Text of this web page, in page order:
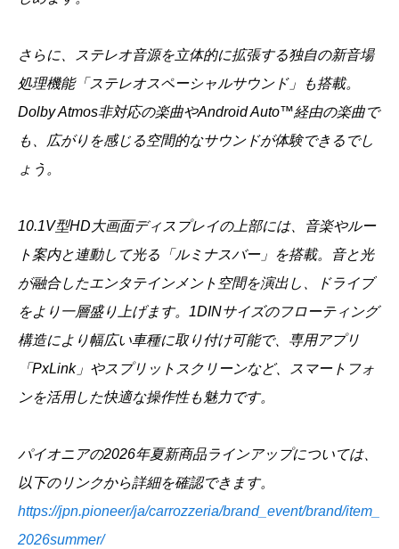
さらに、ステレオ音源を立体的に拡張する独自の新音場
処理機能「ステレオスペーシャルサウンド」も搭載。
Dolby Atmos非対応の楽曲やAndroid Auto™経由の楽曲で
も、広がりを感じる空間的なサウンドが体験できるでし
ょう。
10.1V型HD大画面ディスプレイの上部には、音楽やルー
ト案内と連動して光る「ルミナスバー」を搭載。音と光
が融合したエンタテインメント空間を演出し、ドライブ
をより一層盛り上げます。1DINサイズのフローティング
構造により幅広い車種に取り付け可能で、専用アプリ
「PxLink」やスプリットスクリーンなど、スマートフォ
ンを活用した快適な操作性も魅力です。
パイオニアの2026年夏新商品ラインアップについては、
以下のリンクから詳細を確認できます。
https://jpn.pioneer/ja/carrozzeria/brand_event/brand/item_
2026summer/